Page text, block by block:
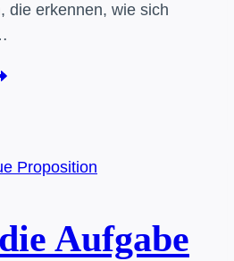
die erkennen, wie sich
Proposition
Aufgabe